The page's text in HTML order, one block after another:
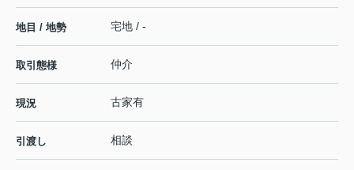
地目 / 地勢 宅地 / -
取引態様 仲介
現況 古家有
引渡し 相談